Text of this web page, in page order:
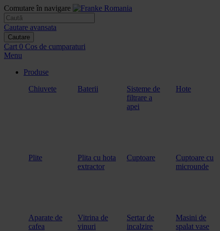
Comutare în navigare
Cautare avansata
Cautare
Cart 0 Cos de cumparaturi
Menu
Produse
Chiuvete
Baterii
Sisteme de
filtrare a
apei
Hote
Plite
Plita cu hota
extractor
Cuptoare
Cuptoare cu
microunde
Aparate de
cafea
Vitrina de
vinuri
Sertar de
incalzire
Masini de
spalat vase